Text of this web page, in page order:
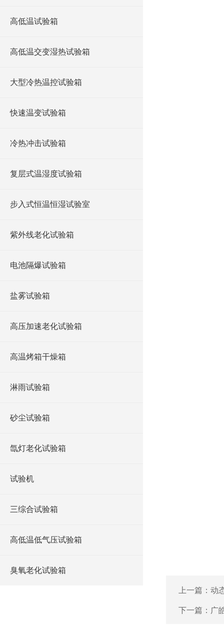
高低温试验箱
高低温交变湿热试验箱
大型冷热温控试验箱
快速温变试验箱
冷热冲击试验箱
复层式温湿度试验箱
步入式恒温恒湿试验室
紫外线老化试验箱
电池隔爆试验箱
盐雾试验箱
高压加速老化试验箱
高温烤箱干燥箱
淋雨试验箱
砂尘试验箱
氙灯老化试验箱
试验机
三综合试验箱
高低温低气压试验箱
臭氧老化试验箱
上一篇： 动
下一篇： 广